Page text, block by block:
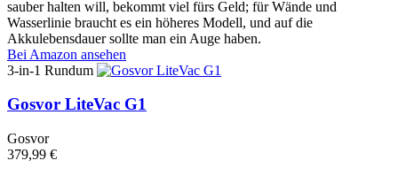
sauber halten will, bekommt viel fürs Geld; für Wände und
Wasserlinie braucht es ein höheres Modell, und auf die
Akkulebensdauer sollte man ein Auge haben.
Bei Amazon ansehen
3-in-1 Rundum
Gosvor LiteVac G1
Gosvor
379,99 €